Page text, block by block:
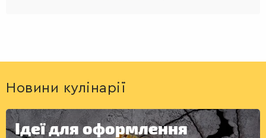
Новини кулінарії
Ідеї для оформлення